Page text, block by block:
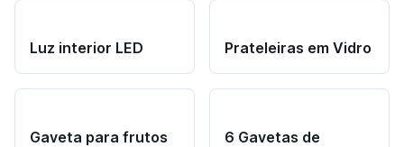
Luz interior LED Prateleiras em Vidro
Gaveta para frutos
6 Gavetas de